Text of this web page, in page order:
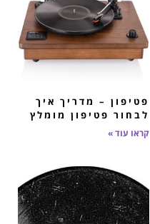
פטיפון – מדריך איך
לבחור פטיפון מומלץ
קראו עוד »